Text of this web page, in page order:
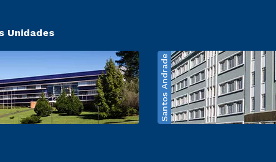
Unidades
Santos Andrade